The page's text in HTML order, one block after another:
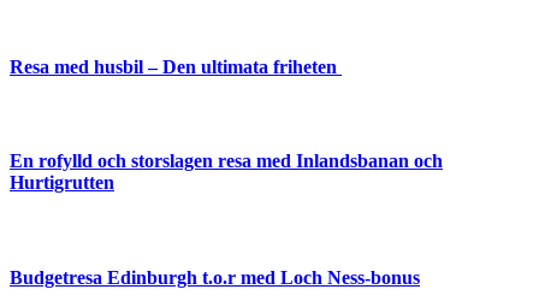
Resa med husbil – Den ultimata friheten
En rofylld och storslagen resa med Inlandsbanan och
Hurtigrutten
Budgetresa Edinburgh t.o.r med Loch Ness-bonus